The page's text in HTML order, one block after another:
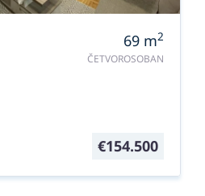
69 m2
ČETVOROSOBAN
€154.500